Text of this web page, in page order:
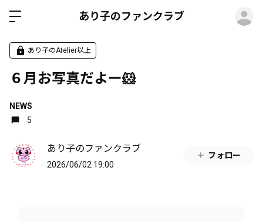
あり子のファンクラブ
あり子のAtelier以上
６月お写真だよー🐹
NEWS
5
あり子のファンクラブ
2026/06/02 19:00
フォロー